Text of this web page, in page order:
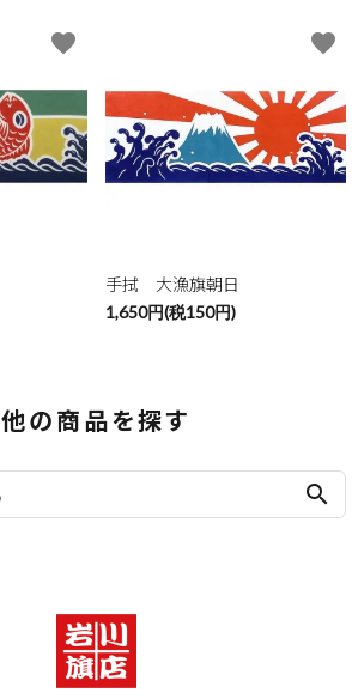
favorite
手拭 大漁旗朝日
1,650円(税150円)
favorite
他の商品を探す
search